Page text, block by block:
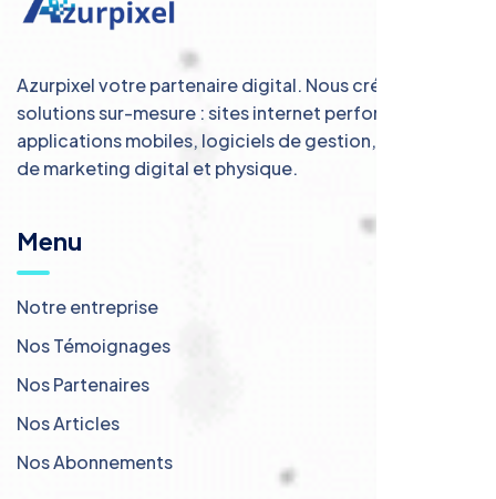
Azurpixel votre partenaire digital. Nous créons des
solutions sur-mesure : sites internet performants,
applications mobiles, logiciels de gestion, et services
de marketing digital et physique.
Menu
Notre entreprise
Nos Témoignages
Nos Partenaires
Nos Articles
Nos Abonnements